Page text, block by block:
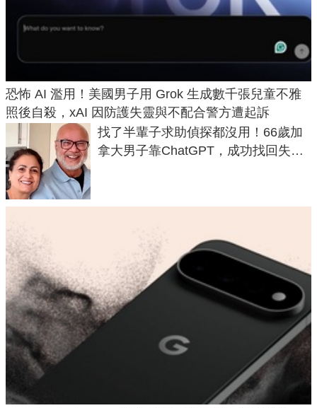
恐怖 AI 濫用！美國男子用 Grok 生成數千張兒童不雅
照後自殺，xAI 因防護失靈與不配合警方遭起訴
找了半輩子求助偵探都沒用！66歲加
拿大男子靠ChatGPT，成功找回失散